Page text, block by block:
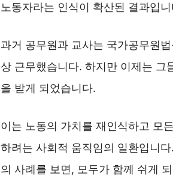
노동자라는 인식이 확산된 결과입
과거 공무원과 교사는 국가공무원
상 근무했습니다. 하지만 이제는 그
을 받게 되었습니다.
이는 노동의 가치를 재인식하고 모
하려는 사회적 움직임의 일환입니
의 사례를 보면, 모두가 함께 쉬게